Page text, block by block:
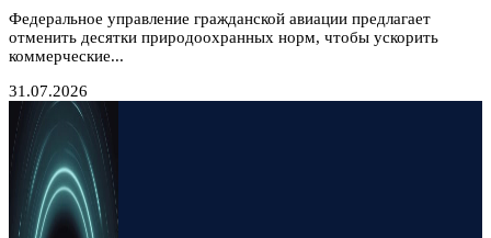
Федеральное управление гражданской авиации предлагает
отменить десятки природоохранных норм, чтобы ускорить
коммерческие...
31.07.2026